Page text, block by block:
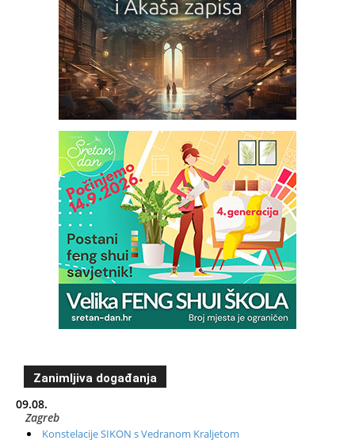
Zanimljiva događanja
09.08.
Zagreb
Konstelacije SIKON s Vedranom Kraljetom